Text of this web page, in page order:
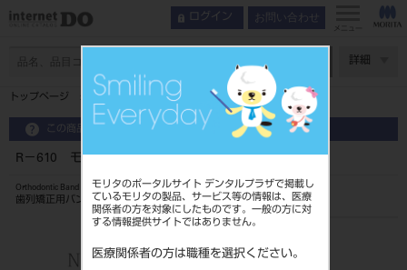
モリタのポータルサイト デンタルプラザで掲載し
ているモリタの製品、サービス等の情報は、医療
関係者の方を対象にしたものです。一般の方に対
する情報提供サイトではありません。
医療関係者の方は職種を選択ください。
ログイン お問い合わせ
メニュー
詳細
トップページ R－610 モーラーバンド
この商品に関するお問い合わせ
R－610 モーラーバンド
Orthodontic Band
歯列矯正用バンド
206350800610